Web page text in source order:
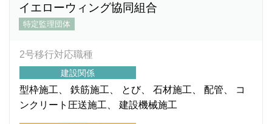
イエローウィング協同組合
特定監理団体
2号移行対応職種
建設関係
型枠施工 鉄筋施工 とび 石材施工 配管
コ
ンクリート圧送施工
建設機械施工